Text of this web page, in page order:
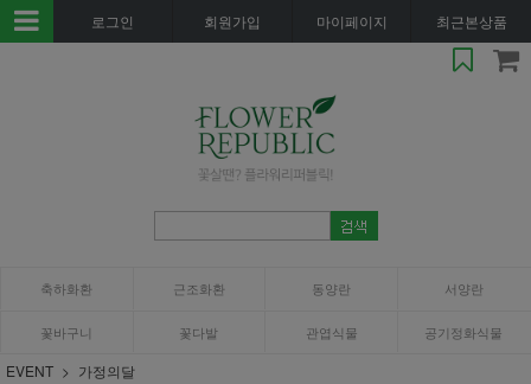
로그인 회원가입 마이페이지 최근본상품
축하화환 근조화환 동양란 서양란
꽃바구니 꽃다발 관엽식물 공기정화식물
EVENT 가정의달